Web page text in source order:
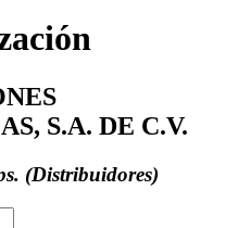
S.A. DE C.V.
(Distribuidores)